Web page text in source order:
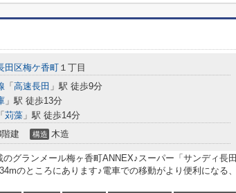
田区梅ケ香町 １丁目
「 高速長田 」駅 徒歩9分
」駅 徒歩13分
「 苅藻 」駅 徒歩14分
建 構造 木造
グランメール梅ヶ香町ANNEX♪スーパー「サンディ長田
のところにあります♪電車での移動がより便利になる、